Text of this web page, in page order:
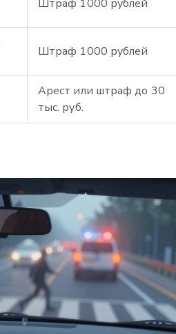
Штраф 1000 рублей
Штраф 1000 рублей
Арест или штраф до 30
тыс. руб.